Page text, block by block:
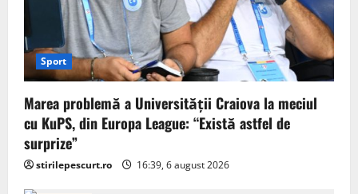
Sport
Marea problemă a Universității Craiova la meciul
cu KuPS, din Europa League: “Există astfel de
surprize”
stirilepescurt.ro 16:39, 6 august 2026